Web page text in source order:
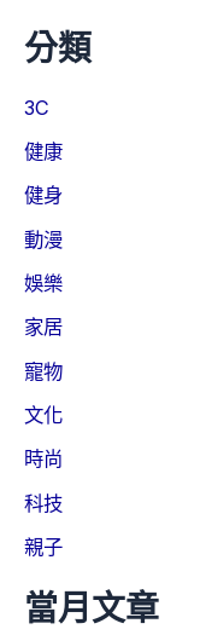
分類
3C
健康
健身
動漫
娛樂
家居
寵物
文化
時尚
科技
親子
當月文章